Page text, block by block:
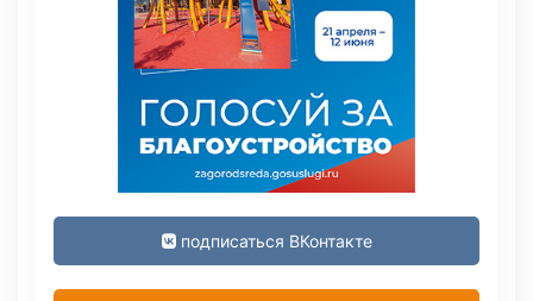
подписаться ВКонтакте